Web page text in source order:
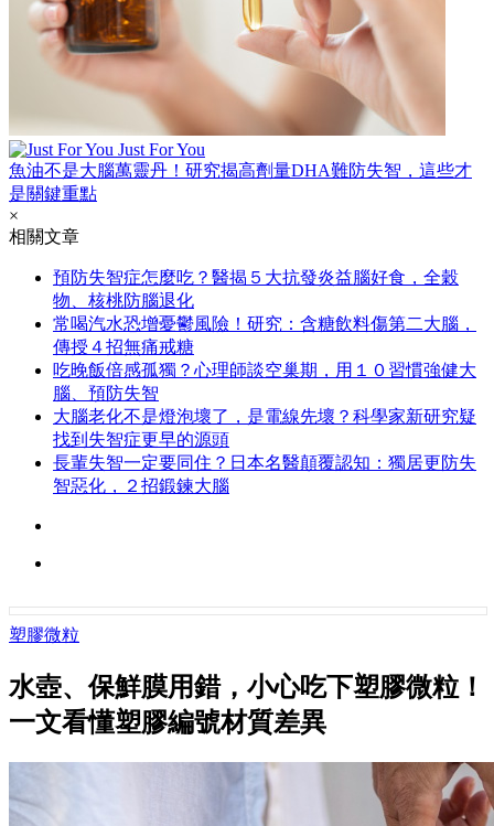
Just For You
魚油不是大腦萬靈丹！研究揭高劑量DHA難防失智，這些才
是關鍵重點
×
相關文章
預防失智症怎麼吃？醫揭５大抗發炎益腦好食，全穀
物、核桃防腦退化
常喝汽水恐增憂鬱風險！研究：含糖飲料傷第二大腦，
傳授４招無痛戒糖
吃晚飯倍感孤獨？心理師談空巢期，用１０習慣強健大
腦、預防失智
大腦老化不是燈泡壞了，是電線先壞？科學家新研究疑
找到失智症更早的源頭
長輩失智一定要同住？日本名醫顛覆認知：獨居更防失
智惡化，２招鍛鍊大腦
塑膠微粒
水壺、保鮮膜用錯，小心吃下塑膠微粒！
一文看懂塑膠編號材質差異